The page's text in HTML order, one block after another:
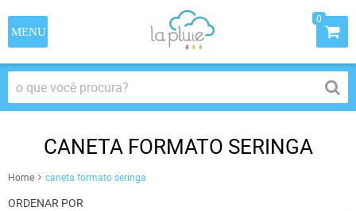
0
CANETA FORMATO SERINGA
Home caneta formato seringa
ORDENAR POR